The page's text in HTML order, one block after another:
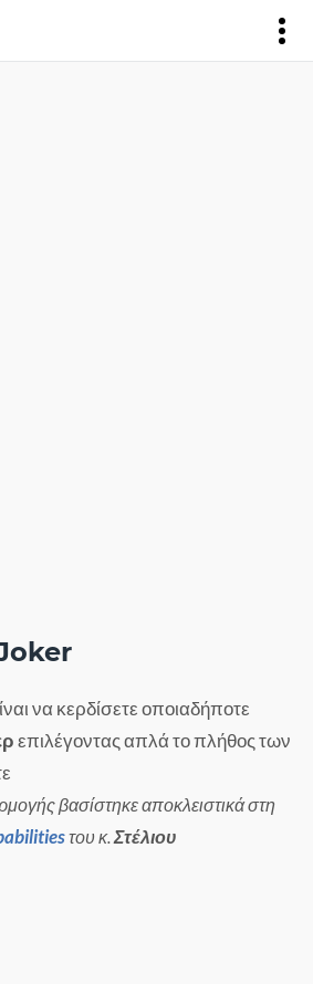
να κερδίσετε οποιαδήποτε
επιλέγοντας απλά το πλήθος των
βασίστηκε αποκλειστικά στη
του κ.Στέλιου